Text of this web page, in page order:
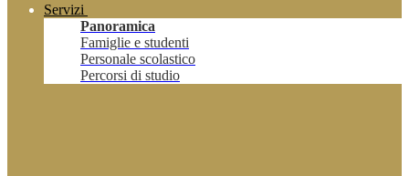
Servizi
Panoramica
Famiglie e studenti
Personale scolastico
Percorsi di studio